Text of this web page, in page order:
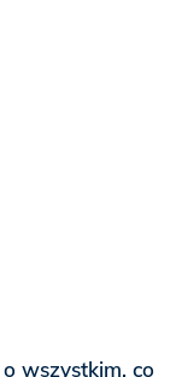
o wszystkim, co